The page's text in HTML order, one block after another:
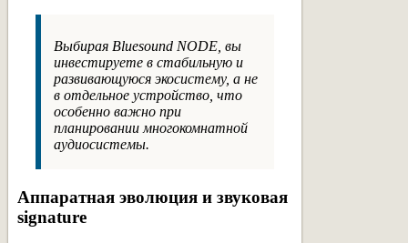
Выбирая Bluesound NODE , вы
инвестируете в стабильную и
развивающуюся экосистему, а не
в отдельное устройство, что
особенно важно при
планировании многокомнатной
аудиосистемы.
Аппаратная эволюция и звуковая
signature